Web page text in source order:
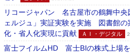
リコージャパン 名古屋市の鶴舞中央
ェルジュ」実証実験を実施 図書館の
化・省人化実現に貢献
ＡＩ・デジタル
富士フイルムHD 富士BIの株式上場を